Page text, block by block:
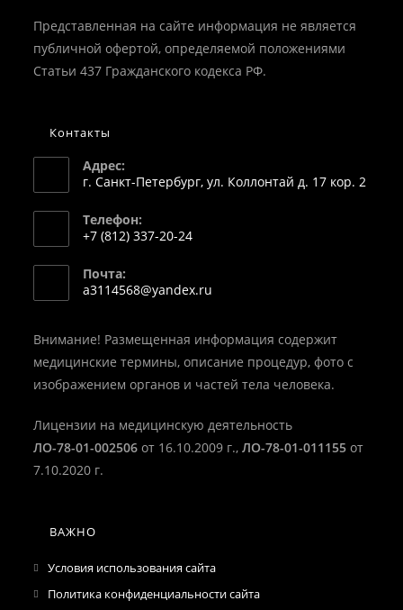
Представленная на сайте информация не является
публичной офертой, определяемой положениями
Статьи 437 Гражданского кодекса РФ.
Контакты
Адрес:
г. Санкт-Петербург, ул. Коллонтай д. 17 кор. 2
Телефон:
+7 (812) 337-20-24
в
вашем
Почта:
a3114568@yandex.ru
приложении
Внимание! Размещенная информация содержит
медицинские термины, описание процедур, фото с
изображением органов и частей тела человека.
Лицензии на медицинскую деятельность
ЛО-78-01-002506 от 16.10.2009 г.,ЛО-78-01-011155 от
7.10.2020 г.
ВАЖНО
Условия использования сайта
Политика конфиденциальности сайта